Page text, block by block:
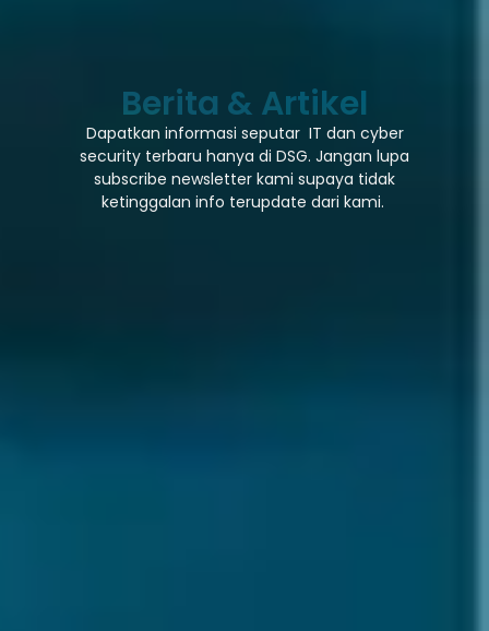
Berita & Artikel
Dapatkan informasi seputar IT dan cyber
security terbaru hanya di DSG. Jangan lupa
subscribe newsletter kami supaya tidak
ketinggalan info terupdate dari kami.